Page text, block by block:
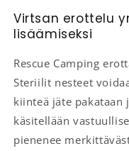
Virtsan erottelu
lisäämiseksi
Rescue Camping
Steriilit nesteet
kiinteä jäte pakataan
käsitellään
pienenee